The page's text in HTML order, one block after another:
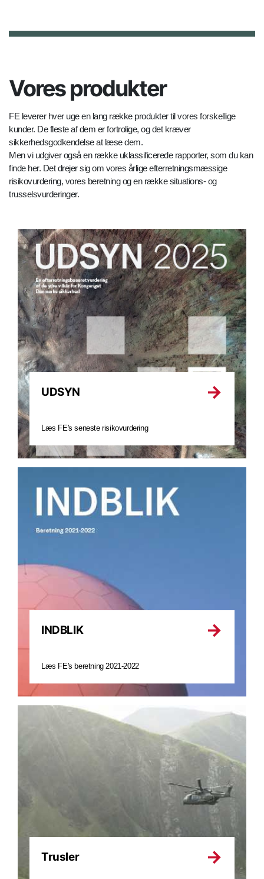
Vores produkter
FE leverer hver uge en lang række produkter til vores forskellige
kunder. De fleste af dem er fortrolige, og det kræver
sikkerhedsgodkendelse at læse dem.
Men vi udgiver også en række uklassificerede rapporter, som du kan
finde her. Det drejer sig om vores årlige efterretningsmæssige
risikovurdering, vores beretning og en række situations- og
trusselsvurderinger.
UDSYN
Læs FE's seneste risikovurdering
INDBLIK
Læs FE's beretning 2021-2022
Trusler